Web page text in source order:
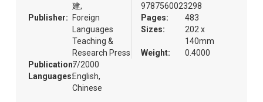
建,
Publisher:
Foreign
Languages
Teaching &
Research Press
Publication:7/2000
Languages:English,
Chinese
9787560023298
Pages:
483
Sizes:
202 x
140mm
Weight:
0.4000